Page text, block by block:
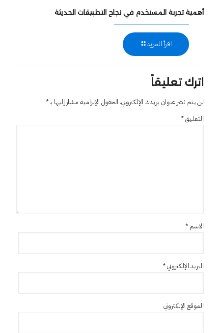
أهمية تجربة المستخدم في نجاح التطبيقات الحديثة
اقرأ المزيد
اترك تعليقاً
لن يتم نشر عنوان بريدك الإلكتروني. الحقول الإلزامية مشار إليها بـ*
التعليق*
الاسم *
البريد الإلكتروني*
الموقع الإلكتروني